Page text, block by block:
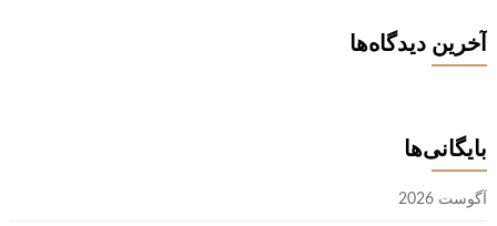
آخرین دیدگاه‌ها
بایگانی‌ها
آگوست 2026